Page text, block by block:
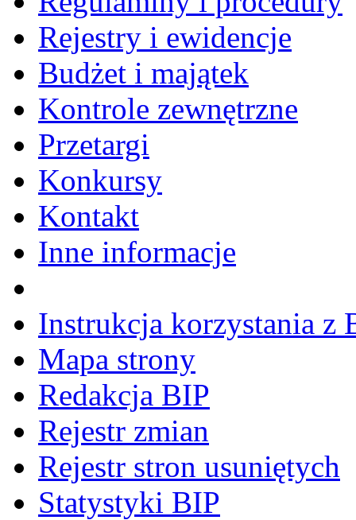
Rejestry i ewidencje
Budżet i majątek
Kontrole zewnętrzne
Przetargi
Konkursy
Kontakt
Inne informacje
Instrukcja korzystania z
Mapa strony
Redakcja BIP
Rejestr zmian
Rejestr stron usuniętych
Statystyki BIP